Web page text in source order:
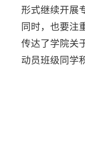
形式继续开展
同时，也要注
传达了学院关
动员班级同学